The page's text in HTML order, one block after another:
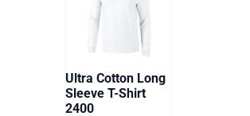
Ultra Cotton Long
Sleeve T-Shirt
2400